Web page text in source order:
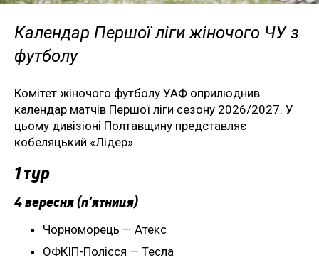
Календар Першої ліги жіночого ЧУ з
футболу
Комітет жіночого футболу УАФ оприлюднив
календар матчів Першої ліги сезону 2026/2027. У
цьому дивізіоні Полтавщину представляє
кобеляцький «Лідер».
1 тур
4 вересня (п’ятниця)
Чорноморець — Атекс
ОФКІП-Полісся — Тесла